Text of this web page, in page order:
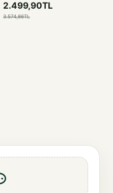
2.499,90TL
3.574,86TL